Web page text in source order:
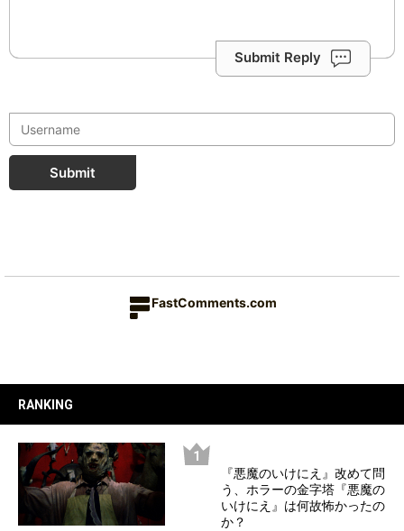
Submit Reply
Submit
FastComments.com
RANKING
『悪魔のいけにえ』改めて問
う、ホラーの金字塔『悪魔の
いけにえ』は何故怖かったの
か？